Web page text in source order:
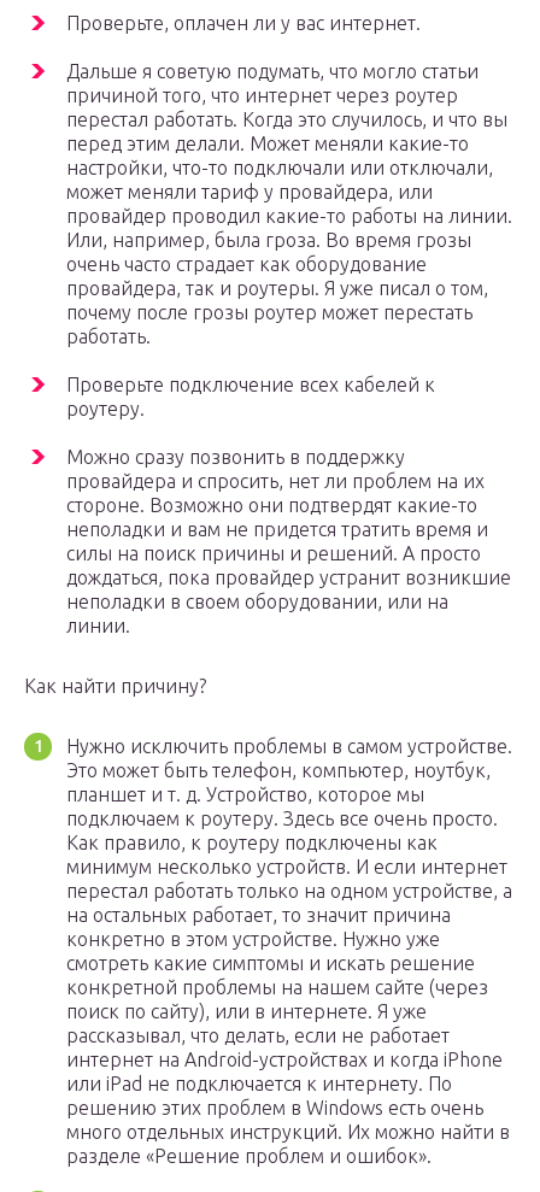
Проверьте, оплачен ли у вас интернет.
Дальше я советую подумать, что могло статьи
причиной того, что интернет через роутер
перестал работать. Когда это случилось, и что вы
перед этим делали. Может меняли какие-то
настройки, что-то подключали или отключали,
может меняли тариф у провайдера, или
провайдер проводил какие-то работы на линии.
Или, например, была гроза. Во время грозы
очень часто страдает как оборудование
провайдера, так и роутеры. Я уже писал о том,
почему после грозы роутер может перестать
работать.
Проверьте подключение всех кабелей к
роутеру.
Можно сразу позвонить в поддержку
провайдера и спросить, нет ли проблем на их
стороне. Возможно они подтвердят какие-то
неполадки и вам не придется тратить время и
силы на поиск причины и решений. А просто
дождаться, пока провайдер устранит возникшие
неполадки в своем оборудовании, или на
линии.
Как найти причину?
Нужно исключить проблемы в самом устройстве.
Это может быть телефон, компьютер, ноутбук,
планшет и т. д. Устройство, которое мы
подключаем к роутеру. Здесь все очень просто.
Как правило, к роутеру подключены как
минимум несколько устройств. И если интернет
перестал работать только на одном устройстве, а
на остальных работает, то значит причина
конкретно в этом устройстве. Нужно уже
смотреть какие симптомы и искать решение
конкретной проблемы на нашем сайте (через
поиск по сайту), или в интернете. Я уже
рассказывал, что делать, если не работает
интернет на Android-устройствах и когда iPhone
или iPad не подключается к интернету. По
решению этих проблем в Windows есть очень
много отдельных инструкций. Их можно найти в
разделе «Решение проблем и ошибок».